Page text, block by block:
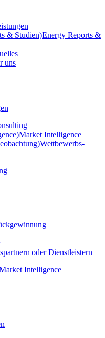
& Studien)Energy Reports &
uns
Market Intelligence
Wettbewerbs­
oder Dienstleistern
Intelligence